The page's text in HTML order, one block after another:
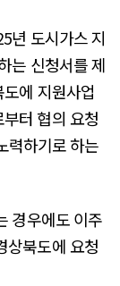
년 도시가스 지
는 신청서를 제
에 지원사업
터 협의 요청
력하기로 하는
경우에도 이주
상북도에 요청